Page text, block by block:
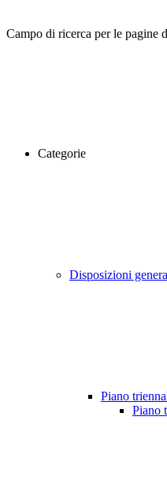
Campo di ricerca per le pagine
Categorie
Disposizioni
Piano
Piano